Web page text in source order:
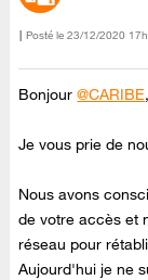
Posté le ‎23/12/2020
Bonjour@CARIBE,
Je vous prie de
Nous avons
de votre accès et
réseau pour
Aujourd'hui je ne